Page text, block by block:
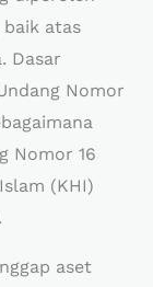
atas
Dasar
Nomor
Nomor 16
(KHI)
aset